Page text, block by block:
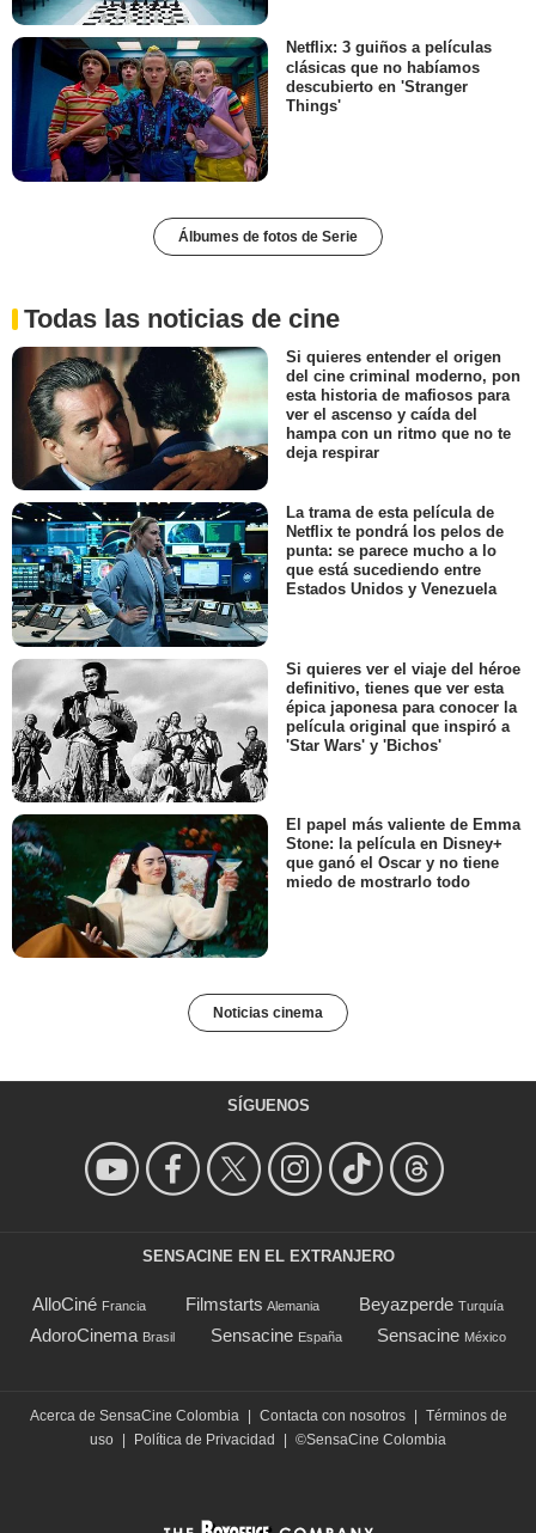
Netflix: 3 guiños a películas
clásicas que no habíamos
descubierto en 'Stranger
Things'
Álbumes de fotos de Serie
Todas las noticias de cine
Si quieres entender el origen
del cine criminal moderno, pon
esta historia de mafiosos para
ver el ascenso y caída del
hampa con un ritmo que no te
deja respirar
La trama de esta película de
Netflix te pondrá los pelos de
punta: se parece mucho a lo
que está sucediendo entre
Estados Unidos y Venezuela
Si quieres ver el viaje del héroe
definitivo, tienes que ver esta
épica japonesa para conocer la
película original que inspiró a
'Star Wars' y 'Bichos'
El papel más valiente de Emma
Stone: la película en Disney+
que ganó el Oscar y no tiene
miedo de mostrarlo todo
Noticias cinema
SÍGUENOS
SENSACINE EN EL EXTRANJERO
AlloCiné Francia Filmstarts Alemania Beyazperde Turquía
AdoroCinema Brasil Sensacine España Sensacine México
Acerca de SensaCine Colombia Contacta con nosotros
Términos de
uso
Política de Privacidad ©SensaCine Colombia